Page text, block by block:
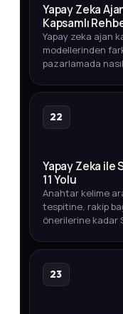
Yapay Zeka
Kapsamlı
Yapay zeka ajan
modellerinden
pazarlamada
22
Yapay Zeka
11 Yolu
Anahtar kelime
tespitine, rakip
önerilerine kadar
23